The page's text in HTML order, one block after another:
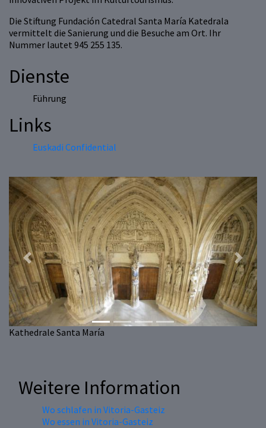
Die Stiftung Fundación Catedral Santa María Katedrala
vermittelt die Sanierung und die Besuche am Ort. Ihr
Nummer lautet 945 255 135.
Dienste
Führung
Links
Euskadi Confidential
Kathedrale Santa María
Previous Next
Weitere Information
Wo schlafen in Vitoria-Gasteiz
Wo essen in Vitoria-Gasteiz